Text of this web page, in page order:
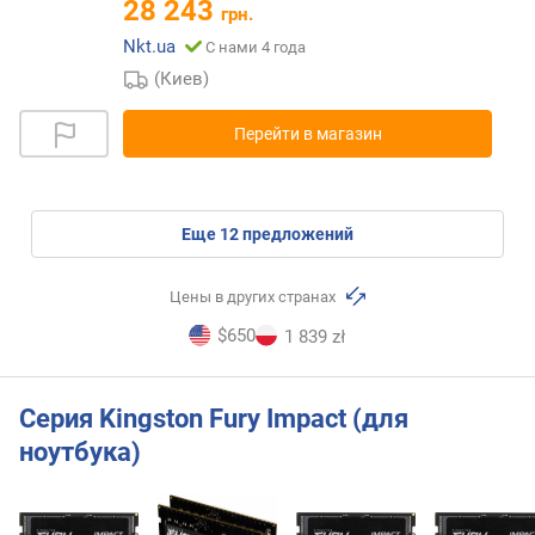
28 243 грн.
Nkt.ua
С нами 4 года
(Киев)
Перейти в магазин
eще 12предложений
Цены в других странах
$650 1 839 zł
Серия Kingston Fury Impact (для
ноутбука)